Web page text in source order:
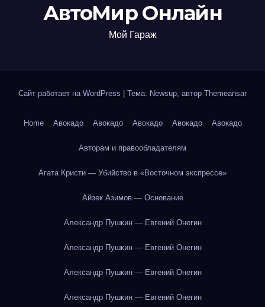
АвтоМир Онлайн
Мой Гараж
Сайт работает на WordPress Тема: Newsup, автор Themeansar
Home Авокадо Авокадо Авокадо Авокадо Авокадо
Авторам и правообладателям
Агата Кристи — Убийство в «Восточном экспрессе»
Айзек Азимов — Основание
Александр Пушкин — Евгений Онегин
Александр Пушкин — Евгений Онегин
Александр Пушкин — Евгений Онегин
Александр Пушкин — Евгений Онегин